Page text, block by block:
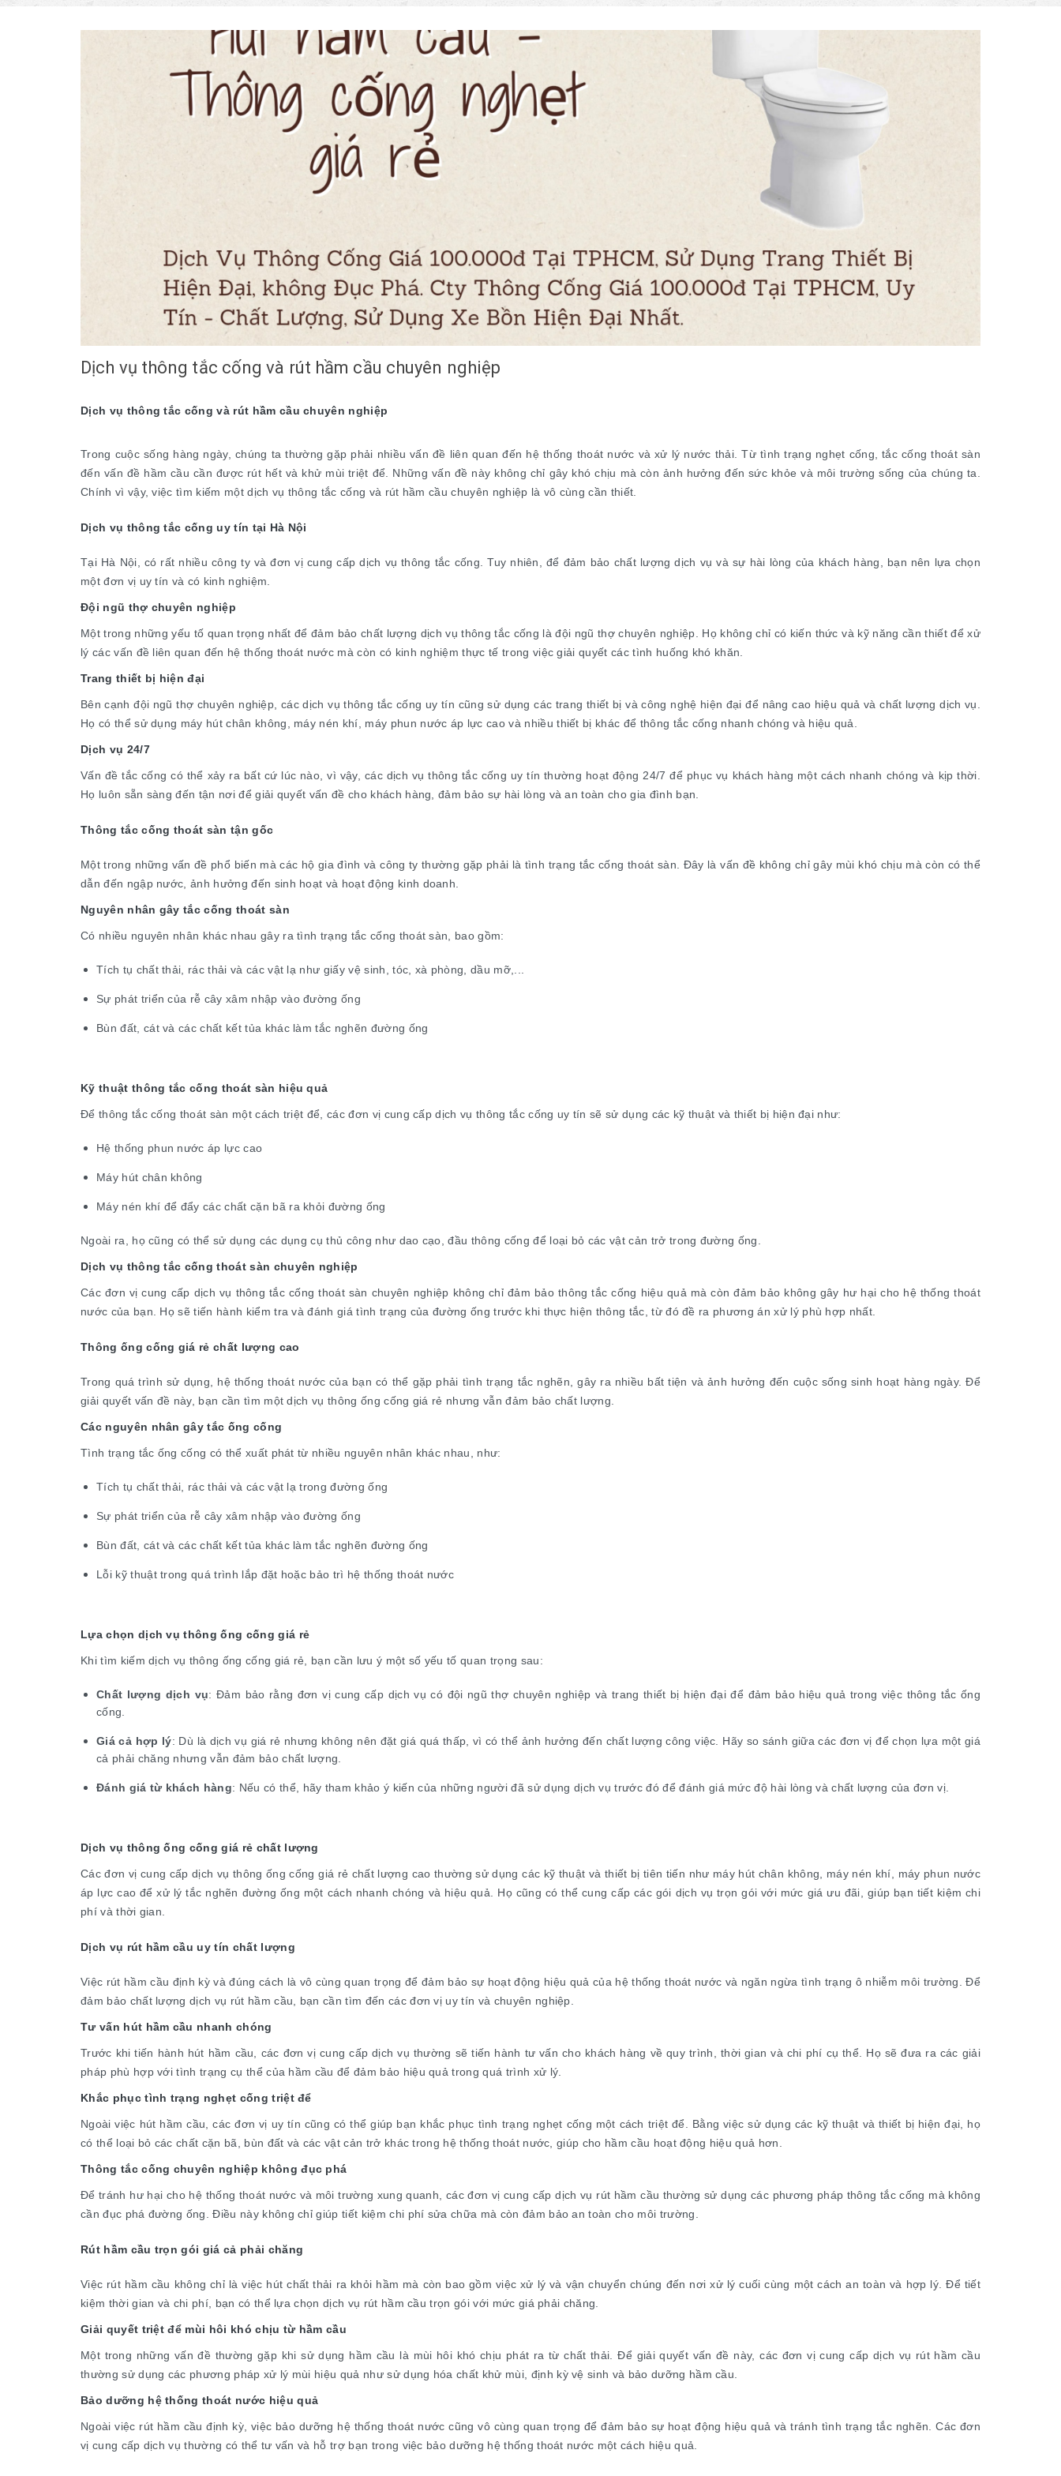
Dịch vụ thông tắc cống và rút hầm cầu chuyên nghiệp
Dịch vụ thông tắc cống và rút hầm cầu chuyên nghiệp
Trong cuộc sống hàng ngày, chúng ta thường gặp phải nhiều vấn đề liên quan đến hệ thống thoát nước và xử lý nước thải. Từ tình trạng nghẹt cống, tắc cống thoát sàn
đến vấn đề hầm cầu cần được rút hết và khử mùi triệt để. Những vấn đề này không chỉ gây khó chịu mà còn ảnh hưởng đến sức khỏe và môi trường sống của chúng ta.
Chính vì vậy, việc tìm kiếm một dịch vụ thông tắc cống và rút hầm cầu chuyên nghiệp là vô cùng cần thiết.
Dịch vụ thông tắc cống uy tín tại Hà Nội
Tại Hà Nội, có rất nhiều công ty và đơn vị cung cấp dịch vụ thông tắc cống. Tuy nhiên, để đảm bảo chất lượng dịch vụ và sự hài lòng của khách hàng, bạn nên lựa chọn
một đơn vị uy tín và có kinh nghiệm.
Đội ngũ thợ chuyên nghiệp
Một trong những yếu tố quan trọng nhất để đảm bảo chất lượng dịch vụ thông tắc cống là đội ngũ thợ chuyên nghiệp. Họ không chỉ có kiến thức và kỹ năng cần thiết để xử
lý các vấn đề liên quan đến hệ thống thoát nước mà còn có kinh nghiệm thực tế trong việc giải quyết các tình huống khó khăn.
Trang thiết bị hiện đại
Bên cạnh đội ngũ thợ chuyên nghiệp, các dịch vụ thông tắc cống uy tín cũng sử dụng các trang thiết bị và công nghệ hiện đại để nâng cao hiệu quả và chất lượng dịch vụ.
Họ có thể sử dụng máy hút chân không, máy nén khí, máy phun nước áp lực cao và nhiều thiết bị khác để thông tắc cống nhanh chóng và hiệu quả.
Dịch vụ 24/7
Vấn đề tắc cống có thể xảy ra bất cứ lúc nào, vì vậy, các dịch vụ thông tắc cống uy tín thường hoạt động 24/7 để phục vụ khách hàng một cách nhanh chóng và kịp thời.
Họ luôn sẵn sàng đến tận nơi để giải quyết vấn đề cho khách hàng, đảm bảo sự hài lòng và an toàn cho gia đình bạn.
Thông tắc cống thoát sàn tận gốc
Một trong những vấn đề phổ biến mà các hộ gia đình và công ty thường gặp phải là tình trạng tắc cống thoát sàn. Đây là vấn đề không chỉ gây mùi khó chịu mà còn có thể
dẫn đến ngập nước, ảnh hưởng đến sinh hoạt và hoạt động kinh doanh.
Nguyên nhân gây tắc cống thoát sàn
Có nhiều nguyên nhân khác nhau gây ra tình trạng tắc cống thoát sàn, bao gồm:
Tích tụ chất thải, rác thải và các vật lạ như giấy vệ sinh, tóc, xà phòng, dầu mỡ,...
Sự phát triển của rễ cây xâm nhập vào đường ống
Bùn đất, cát và các chất kết tủa khác làm tắc nghẽn đường ống
Kỹ thuật thông tắc cống thoát sàn hiệu quả
Để thông tắc cống thoát sàn một cách triệt để, các đơn vị cung cấp dịch vụ thông tắc cống uy tín sẽ sử dụng các kỹ thuật và thiết bị hiện đại như:
Hệ thống phun nước áp lực cao
Máy hút chân không
Máy nén khí để đẩy các chất cặn bã ra khỏi đường ống
Ngoài ra, họ cũng có thể sử dụng các dụng cụ thủ công như dao cạo, đầu thông cống để loại bỏ các vật cản trở trong đường ống.
Dịch vụ thông tắc cống thoát sàn chuyên nghiệp
Các đơn vị cung cấp dịch vụ thông tắc cống thoát sàn chuyên nghiệp không chỉ đảm bảo thông tắc cống hiệu quả mà còn đảm bảo không gây hư hại cho hệ thống thoát
nước của bạn. Họ sẽ tiến hành kiểm tra và đánh giá tình trạng của đường ống trước khi thực hiện thông tắc, từ đó đề ra phương án xử lý phù hợp nhất.
Thông ống cống giá rẻ chất lượng cao
Trong quá trình sử dụng, hệ thống thoát nước của bạn có thể gặp phải tình trạng tắc nghẽn, gây ra nhiều bất tiện và ảnh hưởng đến cuộc sống sinh hoạt hàng ngày. Để
giải quyết vấn đề này, bạn cần tìm một dịch vụ thông ống cống giá rẻ nhưng vẫn đảm bảo chất lượng.
Các nguyên nhân gây tắc ống cống
Tình trạng tắc ống cống có thể xuất phát từ nhiều nguyên nhân khác nhau, như:
Tích tụ chất thải, rác thải và các vật lạ trong đường ống
Sự phát triển của rễ cây xâm nhập vào đường ống
Bùn đất, cát và các chất kết tủa khác làm tắc nghẽn đường ống
Lỗi kỹ thuật trong quá trình lắp đặt hoặc bảo trì hệ thống thoát nước
Lựa chọn dịch vụ thông ống cống giá rẻ
Khi tìm kiếm dịch vụ thông ống cống giá rẻ, bạn cần lưu ý một số yếu tố quan trọng sau:
Chất lượng dịch vụ: Đảm bảo rằng đơn vị cung cấp dịch vụ có đội ngũ thợ chuyên nghiệp và trang thiết bị hiện đại để đảm bảo hiệu quả trong việc thông tắc ống
cống.
Giá cả hợp lý: Dù là dịch vụ giá rẻ nhưng không nên đặt giá quá thấp, vì có thể ảnh hưởng đến chất lượng công việc. Hãy so sánh giữa các đơn vị để chọn lựa một giá
cả phải chăng nhưng vẫn đảm bảo chất lượng.
Đánh giá từ khách hàng: Nếu có thể, hãy tham khảo ý kiến của những người đã sử dụng dịch vụ trước đó để đánh giá mức độ hài lòng và chất lượng của đơn vị.
Dịch vụ thông ống cống giá rẻ chất lượng
Các đơn vị cung cấp dịch vụ thông ống cống giá rẻ chất lượng cao thường sử dụng các kỹ thuật và thiết bị tiên tiến như máy hút chân không, máy nén khí, máy phun nước
áp lực cao để xử lý tắc nghẽn đường ống một cách nhanh chóng và hiệu quả. Họ cũng có thể cung cấp các gói dịch vụ trọn gói với mức giá ưu đãi, giúp bạn tiết kiệm chi
phí và thời gian.
Dịch vụ rút hầm cầu uy tín chất lượng
Việc rút hầm cầu định kỳ và đúng cách là vô cùng quan trọng để đảm bảo sự hoạt động hiệu quả của hệ thống thoát nước và ngăn ngừa tình trạng ô nhiễm môi trường. Để
đảm bảo chất lượng dịch vụ rút hầm cầu, bạn cần tìm đến các đơn vị uy tín và chuyên nghiệp.
Tư vấn hút hầm cầu nhanh chóng
Trước khi tiến hành hút hầm cầu, các đơn vị cung cấp dịch vụ thường sẽ tiến hành tư vấn cho khách hàng về quy trình, thời gian và chi phí cụ thể. Họ sẽ đưa ra các giải
pháp phù hợp với tình trạng cụ thể của hầm cầu để đảm bảo hiệu quả trong quá trình xử lý.
Khắc phục tình trạng nghẹt cống triệt để
Ngoài việc hút hầm cầu, các đơn vị uy tín cũng có thể giúp bạn khắc phục tình trạng nghẹt cống một cách triệt để. Bằng việc sử dụng các kỹ thuật và thiết bị hiện đại, họ
có thể loại bỏ các chất cặn bã, bùn đất và các vật cản trở khác trong hệ thống thoát nước, giúp cho hầm cầu hoạt động hiệu quả hơn.
Thông tắc cống chuyên nghiệp không đục phá
Để tránh hư hại cho hệ thống thoát nước và môi trường xung quanh, các đơn vị cung cấp dịch vụ rút hầm cầu thường sử dụng các phương pháp thông tắc cống mà không
cần đục phá đường ống. Điều này không chỉ giúp tiết kiệm chi phí sửa chữa mà còn đảm bảo an toàn cho môi trường.
Rút hầm cầu trọn gói giá cả phải chăng
Việc rút hầm cầu không chỉ là việc hút chất thải ra khỏi hầm mà còn bao gồm việc xử lý và vận chuyển chúng đến nơi xử lý cuối cùng một cách an toàn và hợp lý. Để tiết
kiệm thời gian và chi phí, bạn có thể lựa chọn dịch vụ rút hầm cầu trọn gói với mức giá phải chăng.
Giải quyết triệt để mùi hôi khó chịu từ hầm cầu
Một trong những vấn đề thường gặp khi sử dụng hầm cầu là mùi hôi khó chịu phát ra từ chất thải. Để giải quyết vấn đề này, các đơn vị cung cấp dịch vụ rút hầm cầu
thường sử dụng các phương pháp xử lý mùi hiệu quả như sử dụng hóa chất khử mùi, định kỳ vệ sinh và bảo dưỡng hầm cầu.
Bảo dưỡng hệ thống thoát nước hiệu quả
Ngoài việc rút hầm cầu định kỳ, việc bảo dưỡng hệ thống thoát nước cũng vô cùng quan trọng để đảm bảo sự hoạt động hiệu quả và tránh tình trạng tắc nghẽn. Các đơn
vị cung cấp dịch vụ thường có thể tư vấn và hỗ trợ bạn trong việc bảo dưỡng hệ thống thoát nước một cách hiệu quả.